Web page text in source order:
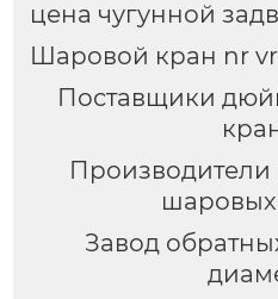
цена чугунной
Шаровой кран nr
Поставщики
Производители
Завод